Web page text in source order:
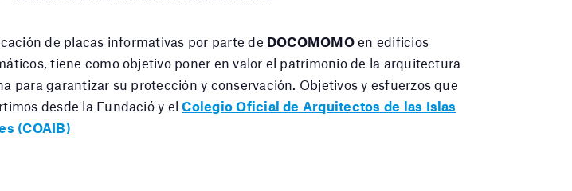
de placas informativas por parte de DOCOMOMOen edificios
tiene como objetivo poner en valor el patrimonio de la arquitectura
para garantizar su protección y conservación. Objetivos y esfuerzos que
desde la Fundació y elColegio Oficial de Arquitectos de las Islas
(COAIB)